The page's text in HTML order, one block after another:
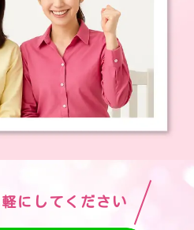
にしてください